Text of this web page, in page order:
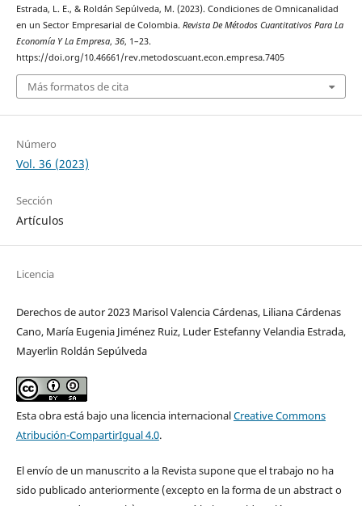
Estrada, L. E., & Roldán Sepúlveda, M. (2023). Condiciones de Omnicanalidad
en un Sector Empresarial de Colombia. Revista De Métodos Cuantitativos Para La
Economía Y La Empresa, 36, 1–23.
https://doi.org/10.46661/rev.metodoscuant.econ.empresa.7405
Más formatos de cita
Número
Vol. 36 (2023)
Sección
Artículos
Licencia
Derechos de autor 2023 Marisol Valencia Cárdenas, Liliana Cárdenas
Cano, María Eugenia Jiménez Ruiz, Luder Estefanny Velandia Estrada,
Mayerlin Roldán Sepúlveda
Esta obra está bajo una licencia internacionalCreative Commons
Atribución-CompartirIgual 4.0.
El envío de un manuscrito a la Revista supone que el trabajo no ha
sido publicado anteriormente (excepto en la forma de un abstract o